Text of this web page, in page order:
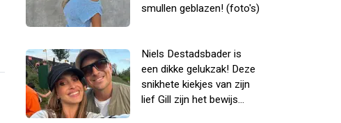
smullen geblazen! (foto's)
Niels Destadsbader is
een dikke gelukzak! Deze
snikhete kiekjes van zijn
lief Gill zijn het bewijs...